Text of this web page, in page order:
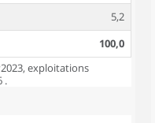
5,2
100,0
exploitations
.